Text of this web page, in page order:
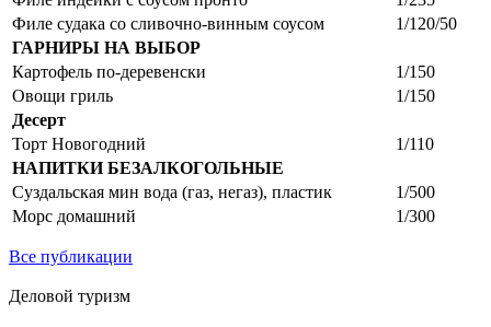
Филе судака со сливочно-винным соусом
1/120/50
ГАРНИРЫ НА ВЫБОР
Картофель по-деревенски
1/150
Овощи гриль
1/150
Десерт
Торт Новогодний
1/110
НАПИТКИ БЕЗАЛКОГОЛЬНЫЕ
Суздальская мин вода (газ, негаз), пластик
1/500
Морс домашний
1/300
Все публикации
Деловой туризм